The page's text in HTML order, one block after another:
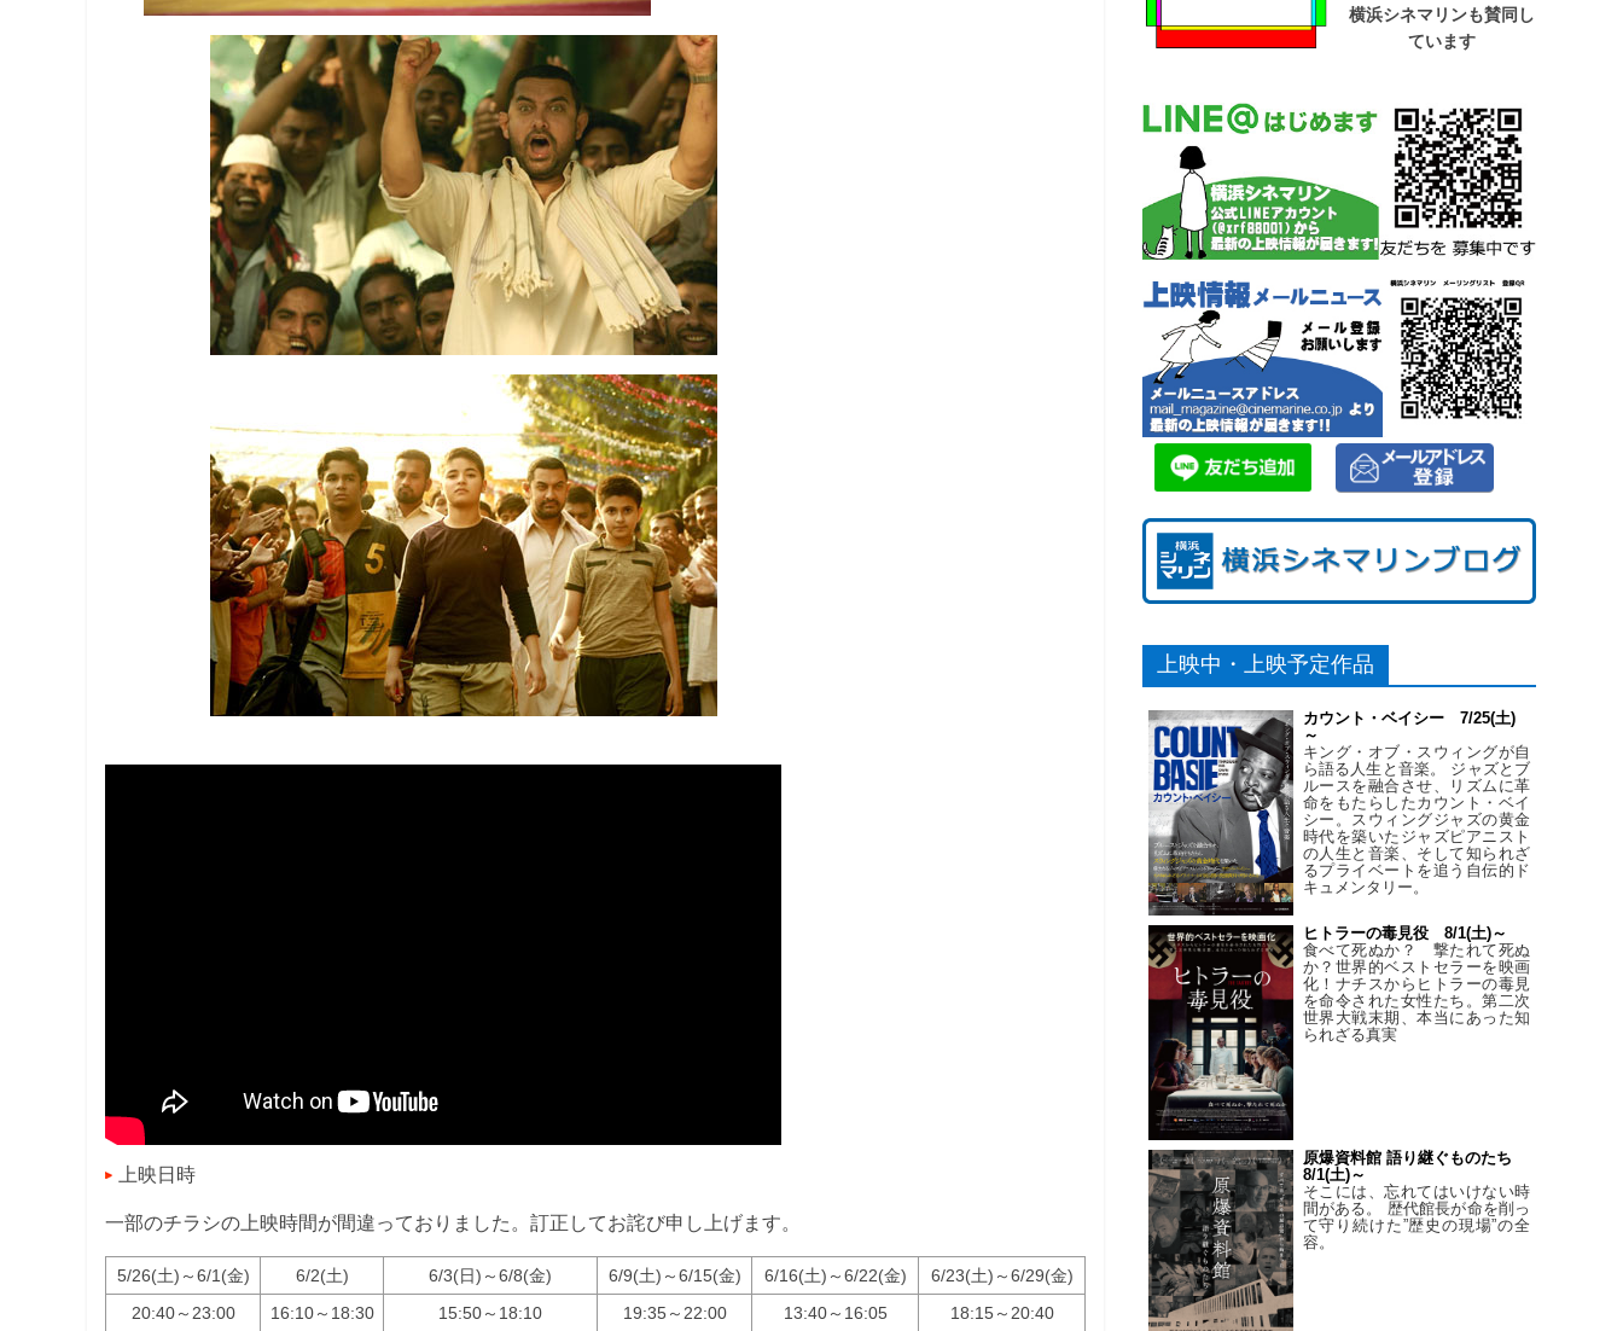
上映日時
一部のチラシの上映時間が間違っておりました。訂正してお詫び申し上げます。
5/26(土)～6/1(金) 6/2(土) 6/3(日)～6/8(金) 6/9(土)～6/15(金) 6/16(土)～6/22(金)
6/23(土)～6/29(金)
20:40～23:00
16:10～18:30
15:50～18:10
19:35～22:00 13:40～16:05 18:15～20:40
横浜シネマリンも賛同し
ています
上映中・上映予定作品
カウント・ベイシー 7/25(土)
～
キング・オブ・スウィングが自
ら語る人生と音楽。 ジャズとブ
ルースを融合させ、リズムに革
命をもたらしたカウント・ベイ
シー。スウィングジャズの黄金
時代を築いたジャズピアニスト
の人生と音楽、そして知られざ
るプライベートを追う自伝的ド
キュメンタリー。
ヒトラーの毒見役 8/1(土)～
食べて死ぬか？ 撃たれて死ぬ
か？世界的ベストセラーを映画
化！ナチスからヒトラーの毒見
を命令された女性たち。第二次
世界大戦末期、本当にあった知
られざる真実
原爆資料館 語り継ぐものたち
8/1(土)～
そこには、忘れてはいけない時
間がある。 歴代館長が命を削っ
て守り続けた”歴史の現場”の全
容。